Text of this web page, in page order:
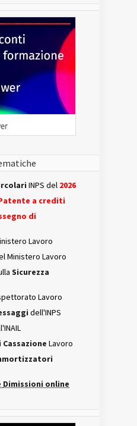
INPS del 2026
a crediti
di
Lavoro
Ministero Lavoro
Sicurezza
Lavoro
dell'INPS
Lavoro
Dimissioni online